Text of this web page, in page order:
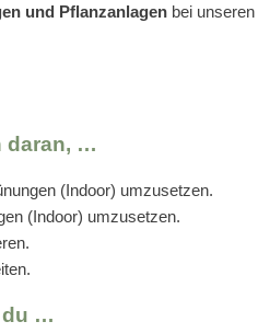
und Pflanzanlagen bei unseren
daran, …
(Indoor) umzusetzen.
(Indoor) umzusetzen.
du …